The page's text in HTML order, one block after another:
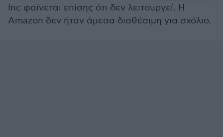
Inc φαίνεται επίσης ότι δεν λειτουργεί. Η
Amazon δεν ήταν άμεσα διαθέσιμη για σχόλιο.